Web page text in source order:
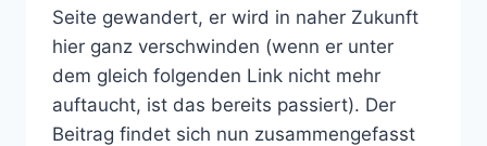
Seite gewandert, er wird in naher Zukunft
hier ganz verschwinden (wenn er unter
dem gleich folgenden Link nicht mehr
auftaucht, ist das bereits passiert). Der
Beitrag findet sich nun zusammengefasst